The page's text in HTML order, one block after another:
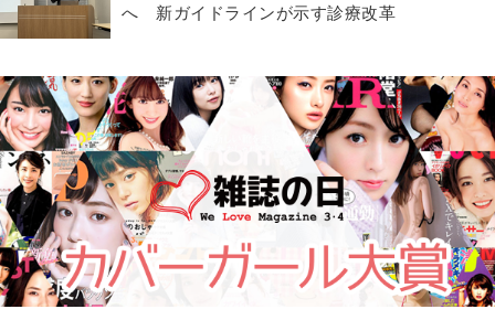
へ 新ガイドラインが示す診療改革